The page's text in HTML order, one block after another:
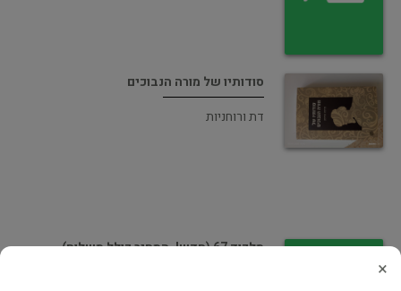
סודותיו של מורה הנבוכים
דת ורוחניות
מלכוד 67 (חדש!, המחיר כולל משלוח)
×